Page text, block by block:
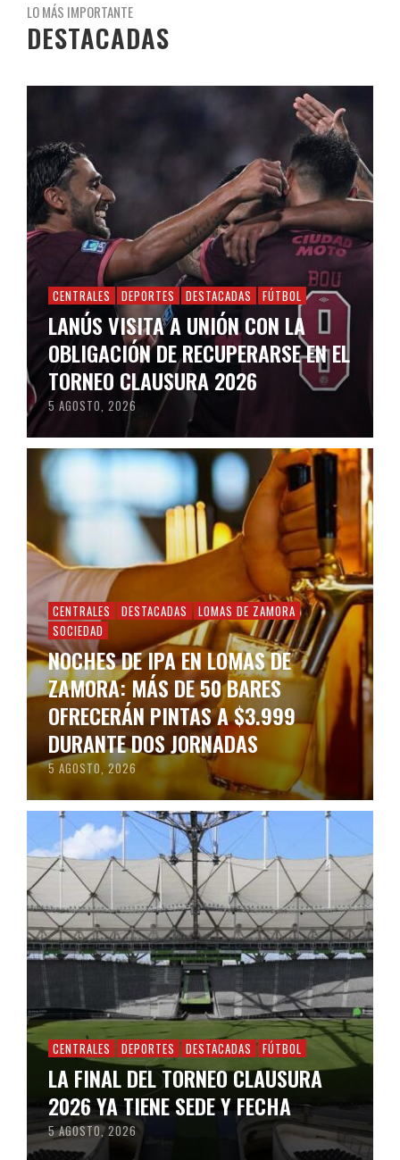
LO MÁS IMPORTANTE
DESTACADAS
CENTRALES DEPORTES DESTACADAS FÚTBOL
LANÚS VISITA A UNIÓN CON LA
OBLIGACIÓN DE RECUPERARSE EN EL
TORNEO CLAUSURA 2026
5 AGOSTO, 2026
CENTRALES DESTACADAS
LOMAS DE ZAMORA
SOCIEDAD
NOCHES DE IPA EN LOMAS DE
ZAMORA: MÁS DE 50 BARES
OFRECERÁN PINTAS A $3.999
DURANTE DOS JORNADAS
5 AGOSTO, 2026
CENTRALES DEPORTES DESTACADAS FÚTBOL
LA FINAL DEL TORNEO CLAUSURA
2026 YA TIENE SEDE Y FECHA
5 AGOSTO, 2026